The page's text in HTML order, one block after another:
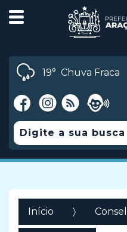
19° Chuva Fraca
Início